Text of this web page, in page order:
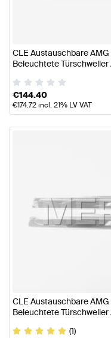
CLE Austauschbare
Beleuchtete
€144.40
€174.72incl. 21% LV VAT
CLE Austauschbare
Beleuchtete
(1)